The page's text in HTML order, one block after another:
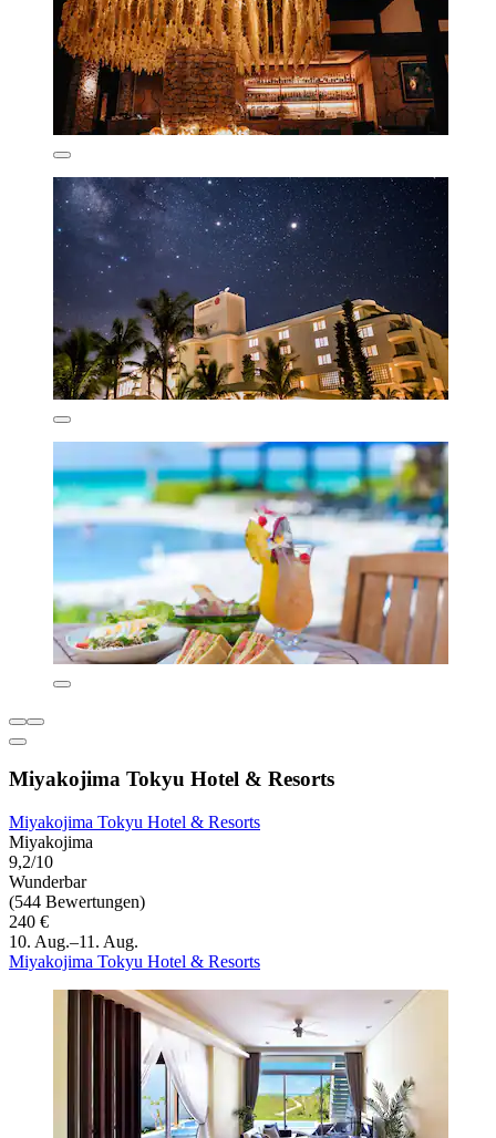
Miyakojima Tokyu Hotel & Resorts
Miyakojima Tokyu Hotel & Resorts
Miyakojima
9,2/10
Wunderbar
(544 Bewertungen)
240 €
10. Aug.–11. Aug.
Miyakojima Tokyu Hotel & Resorts